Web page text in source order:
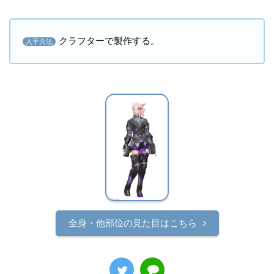
入手方法 クラフターで製作する。
全身・他部位の見た目はこちら